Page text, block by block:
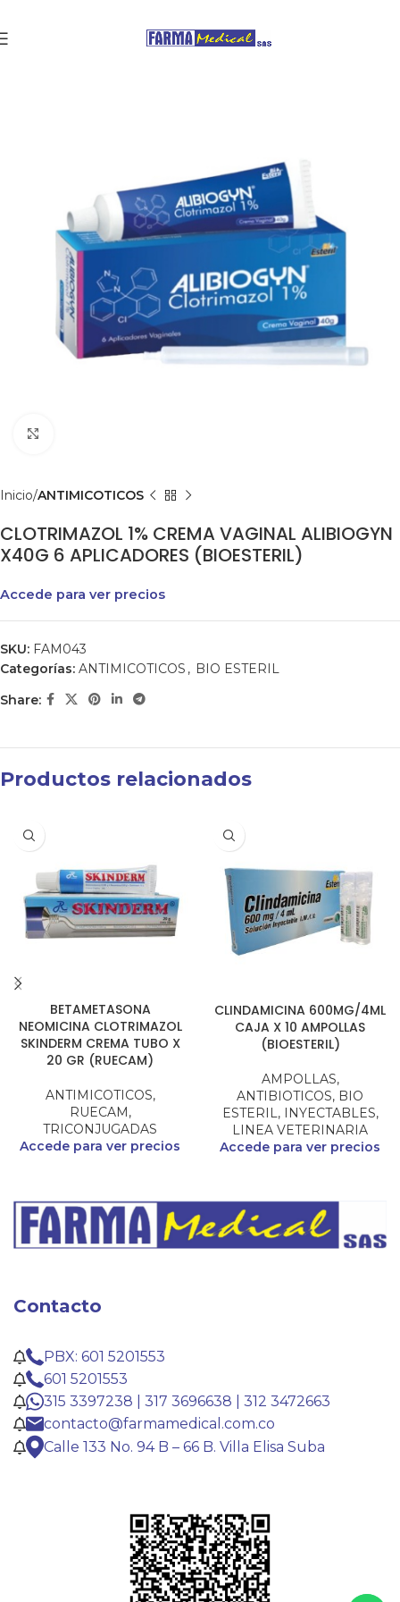
Inicio ANTIMICOTICOS
CLOTRIMAZOL 1% CREMA VAGINAL ALIBIOGYN
X40G 6 APLICADORES (BIOESTERIL)
Accede para ver precios
SKU: FAM043
Categorías: ANTIMICOTICOS , BIO ESTERIL
Share:
Productos relacionados
BETAMETASONA
NEOMICINA CLOTRIMAZOL
SKINDERM CREMA TUBO X
20 GR (RUECAM)
ANTIMICOTICOS,
RUECAM,
TRICONJUGADAS
Accede para ver precios
CLINDAMICINA 600MG/4ML
CAJA X 10 AMPOLLAS
(BIOESTERIL)
AMPOLLAS,
ANTIBIOTICOS, BIO
ESTERIL, INYECTABLES,
LINEA VETERINARIA
Accede para ver precios
Contacto
PBX: 601 5201553
601 5201553
315 3397238 | 317 3696638 | 312 3472663
contacto@farmamedical.com.co
Calle 133 No. 94 B – 66 B. Villa Elisa Suba